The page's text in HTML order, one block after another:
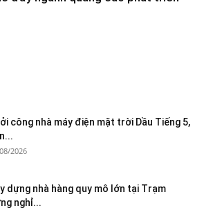
công nhà máy điện mặt trời Dầu Tiếng 5,
2026
dựng nhà hàng quy mô lớn tại Trạm
nghỉ...